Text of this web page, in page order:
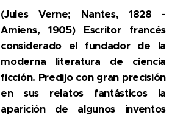
(Jules Verne; Nantes, 1828 -
Amiens, 1905) Escritor francés
considerado el fundador de la
moderna literatura de ciencia
ficción. Predijo con gran precisión
en sus relatos fantásticos la
aparición de algunos inventos